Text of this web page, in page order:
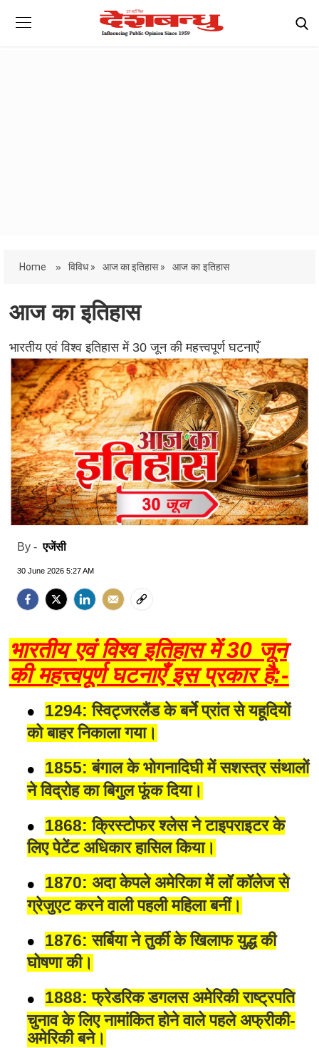
Home » विविध » आज का इतिहास » आज का इतिहास
आज का इतिहास
भारतीय एवं विश्व इतिहास में 30 जून की महत्त्वपूर्ण घटनाएँ
By -एजेंसी
30 June 2026 5:27 AM
भारतीय एवं विश्व इतिहास में 30 जून
की महत्त्वपूर्ण घटनाएँ इस प्रकार है:-
1294: स्विट्जरलैंड के बर्ने प्रांत से यहूदियों
को बाहर निकाला गया।
1855: बंगाल के भोगनादिघी में सशस्त्र संथालों
ने विद्रोह का बिगुल फूंक दिया।
1868: क्रिस्टोफर श्लेस ने टाइपराइटर के
लिए पेटेंट अधिकार हासिल किया।
1870: अदा केपले अमेरिका में लॉ कॉलेज से
ग्रेजुएट करने वाली पहली महिला बनीं।
1876: सर्बिया ने तुर्की के खिलाफ युद्ध की
घोषणा की।
1888: फ्रेडरिक डगलस अमेरिकी राष्ट्रपति
चुनाव के लिए नामांकित होने वाले पहले अफ्रीकी-
अमेरिकी बने।